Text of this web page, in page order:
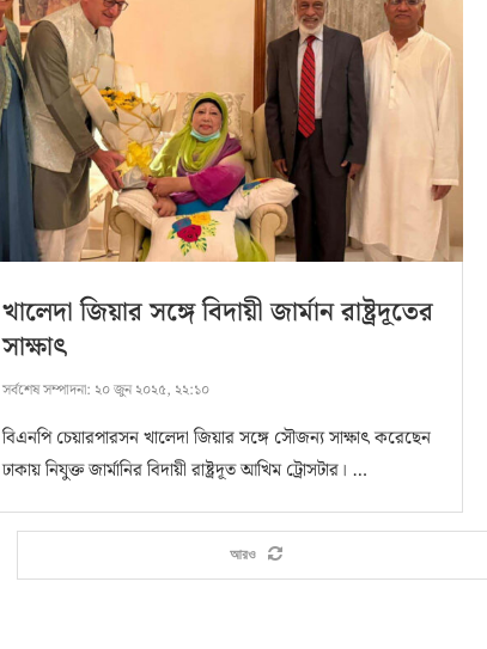
খালেদা জিয়ার সঙ্গে বিদায়ী জার্মান রাষ্ট্রদূতের
সাক্ষাৎ
সর্বশেষ সম্পাদনা: ২০ জুন ২০২৫, ২২:১০
বিএনপি চেয়ারপারসন খালেদা জিয়ার সঙ্গে সৌজন্য সাক্ষাৎ করেছেন
ঢাকায় নিযুক্ত জার্মানির বিদায়ী রাষ্ট্রদূত আখিম ট্রোসটার। …
আরও